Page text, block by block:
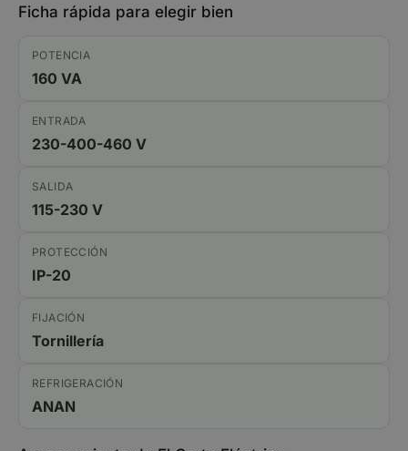
Ficha rápida para elegir bien
POTENCIA
160 VA
ENTRADA
230-400-460 V
SALIDA
115-230 V
PROTECCIÓN
IP-20
FIJACIÓN
Tornillería
REFRIGERACIÓN
ANAN